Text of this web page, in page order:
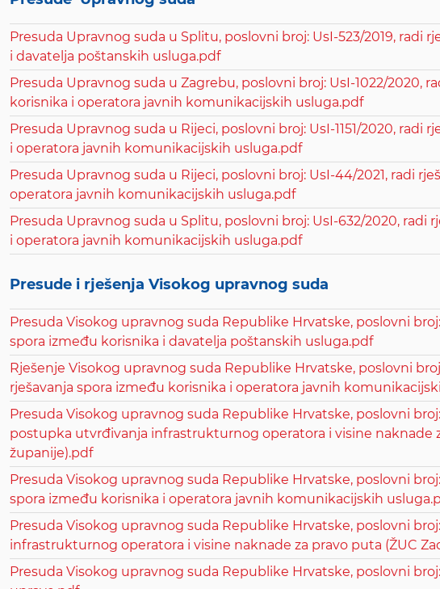
Presuda Upravnog suda u Splitu, poslovni broj: UsI-523/2019, radi
i davatelja poštanskih usluga.pdf
Presuda Upravnog suda u Zagrebu, poslovni broj: UsI-1022/2020,
korisnika i operatora javnih komunikacijskih usluga.pdf
Presuda Upravnog suda u Rijeci, poslovni broj: UsI-1151/2020, radi
i operatora javnih komunikacijskih usluga.pdf
Presuda Upravnog suda u Rijeci, poslovni broj: UsI-44/2021, radi
operatora javnih komunikacijskih usluga.pdf
Presuda Upravnog suda u Splitu, poslovni broj: UsI-632/2020, radi
i operatora javnih komunikacijskih usluga.pdf
Presude i rješenja Visokog upravnog suda
Presuda Visokog upravnog suda Republike Hrvatske, poslovni broj:
spora između korisnika i davatelja poštanskih usluga.pdf
Rješenje Visokog upravnog suda Republike Hrvatske, poslovni broj:
rješavanja spora između korisnika i operatora javnih
Presuda Visokog upravnog suda Republike Hrvatske, poslovni
postupka utvrđivanja infrastrukturnog operatora i visine naknade
županije).pdf
Presuda Visokog upravnog suda Republike Hrvatske, poslovni broj:
spora između korisnika i operatora javnih komunikacijskih
Presuda Visokog upravnog suda Republike Hrvatske, poslovni
infrastrukturnog operatora i visine naknade za pravo puta (ŽUC
Presuda Visokog upravnog suda Republike Hrvatske, poslovni